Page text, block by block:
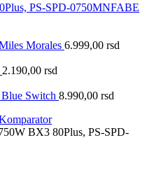
PS-SPD-0750MNFABE
Morales 6.999,00 rsd
2.190,00 rsd
Switch 8.990,00 rsd
BX3 80Plus, PS-SPD-